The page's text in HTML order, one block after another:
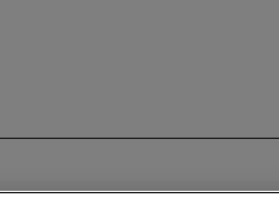
su prodotti alternativi recenti.